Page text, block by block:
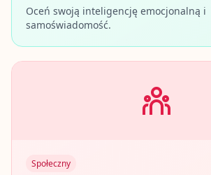
Oceń swoją inteligencję emocjonalną i
samoświadomość.
Społeczny